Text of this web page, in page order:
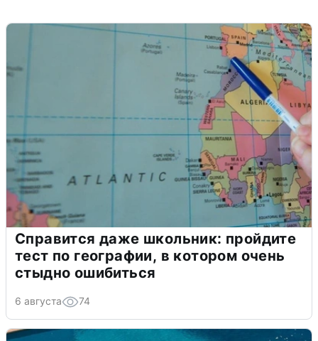
Справится даже школьник: пройдите
тест по географии, в котором очень
стыдно ошибиться
6 августа 74